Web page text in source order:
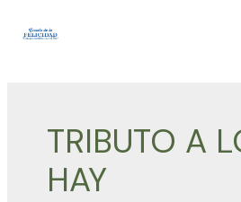
TRIBUTO A
HAY